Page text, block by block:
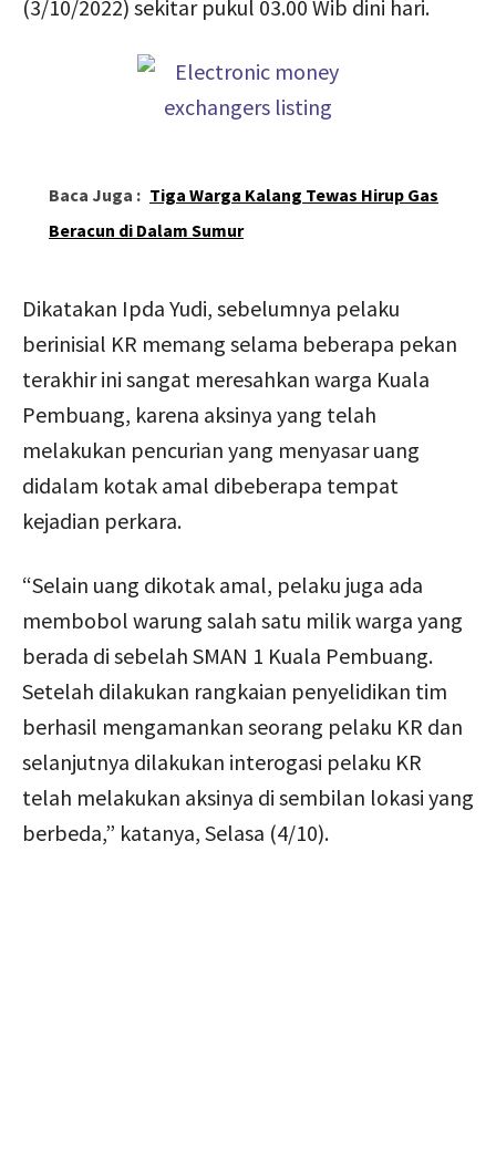
(3/10/2022) sekitar pukul 03.00 Wib dini hari.
Baca Juga : Tiga Warga Kalang Tewas Hirup Gas
Beracun di Dalam Sumur
Dikatakan Ipda Yudi, sebelumnya pelaku
berinisial KR memang selama beberapa pekan
terakhir ini sangat meresahkan warga Kuala
Pembuang, karena aksinya yang telah
melakukan pencurian yang menyasar uang
didalam kotak amal dibeberapa tempat
kejadian perkara.
“Selain uang dikotak amal, pelaku juga ada
membobol warung salah satu milik warga yang
berada di sebelah SMAN 1 Kuala Pembuang.
Setelah dilakukan rangkaian penyelidikan tim
berhasil mengamankan seorang pelaku KR dan
selanjutnya dilakukan interogasi pelaku KR
telah melakukan aksinya di sembilan lokasi yang
berbeda,” katanya, Selasa (4/10).